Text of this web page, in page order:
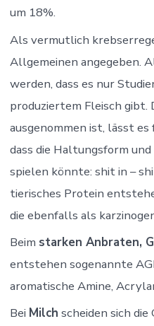
um 18%.
Als vermutlich
Allgemeinen angegeben.
werden, dass es nur
produziertem Fleisch
ausgenommen ist, lässt
dass die Haltungsform
spielen könnte: shit in –
tierisches Protein
die ebenfalls als
Beim starken Anbraten,
entstehen sogenannte
aromatische Amine,
Bei Milch scheiden sich